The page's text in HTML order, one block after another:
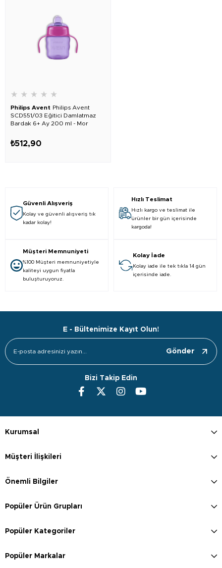
★ ★ ★ ★ ★
Philips Avent Philips Avent
SCD551/03 Eğitici Damlatmaz
Bardak 6+ Ay 200 ml - Mor
₺512,90
Güvenli Alışveriş
Kolay ve güvenli alışveriş tık
kadar kolay!
Hızlı Teslimat
Hızlı kargo ve teslimat ile
ürünler bir gün içerisinde
kargoda!
Müşteri Memnuniyeti
%100 Müşteri memnuniyetiyle
kaliteyi uygun fiyatla
buluşturuyoruz.
Kolay İade
Kolay iade ile tek tıkla 14 gün
içerisinde iade.
E - Bültenimize Kayıt Olun!
Gönder
Bizi Takip Edin
Kurumsal
Müşteri İlişkileri
Önemli Bilgiler
Popüler Ürün Grupları
Popüler Kategoriler
Popüler Markalar